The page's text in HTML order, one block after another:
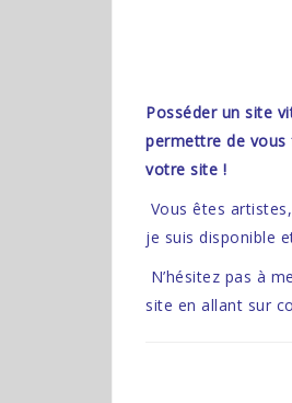
Posséder un site
permettre de
votre site !
Vous êtes
je suis disponible
N’hésitez pas à
site en allant sur